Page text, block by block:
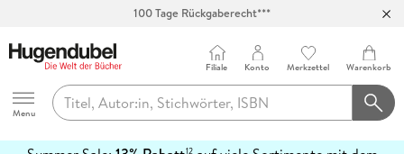
100 Tage Rückgaberecht***
Hugendubel
Menu
Filiale Konto Merkzettel Warenkorb
12